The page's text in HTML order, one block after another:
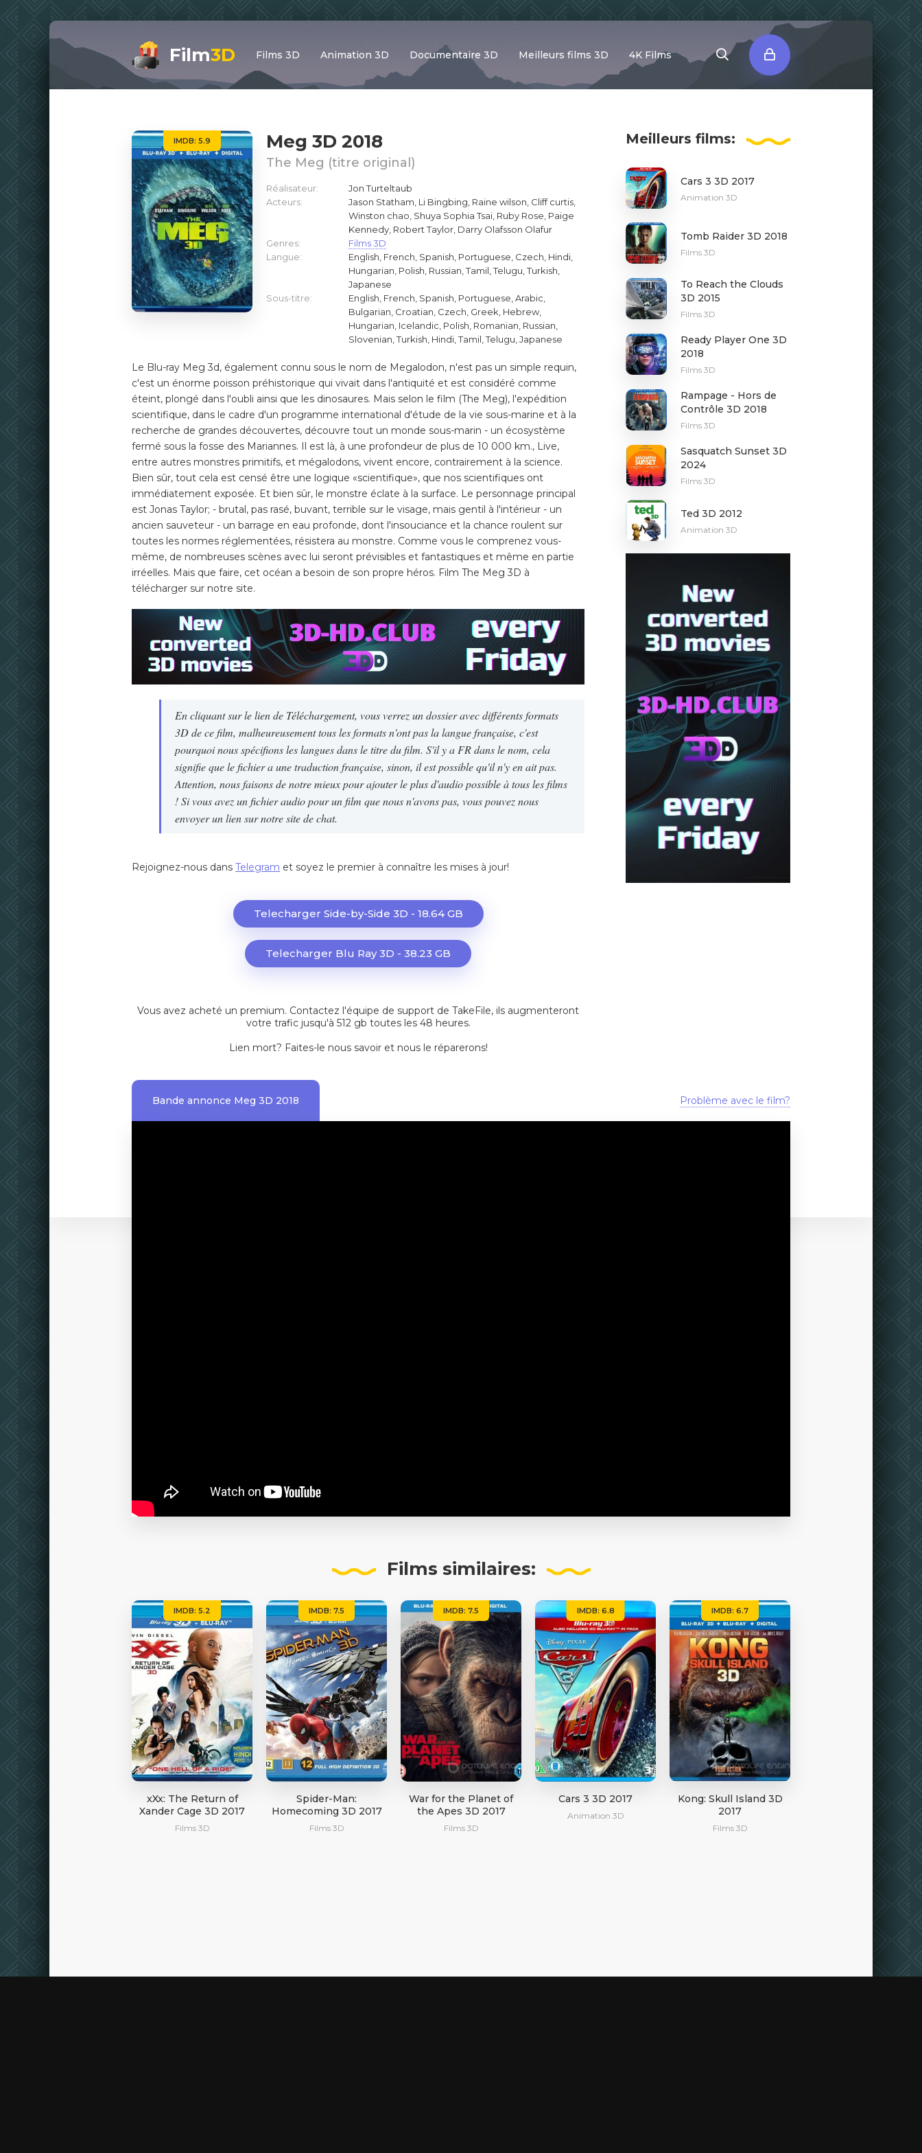
Film3D Films 3D Animation 3D Documentaire 3D Meilleurs films 3D 4K Films
IMDB: 5.9 Meg 3D 2018
The Meg (titre original)
Réalisateur:
Jon Turteltaub
Acteurs:
Jason Statham, Li Bingbing, Raine wilson, Cliff curtis,
Winston chao, Shuya Sophia Tsai, Ruby Rose, Paige
Kennedy, Robert Taylor, Darry Olafsson Olafur
Genres:
Films 3D
Langue:
English, French, Spanish, Portuguese, Czech, Hindi,
Hungarian, Polish, Russian, Tamil, Telugu, Turkish,
Japanese
Sous-titre:
English, French, Spanish, Portuguese, Arabic,
Bulgarian, Croatian, Czech, Greek, Hebrew,
Hungarian, Icelandic, Polish, Romanian, Russian,
Slovenian, Turkish, Hindi, Tamil, Telugu, Japanese
Le Blu-ray Meg 3d, également connu sous le nom de Megalodon, n'est pas un simple requin,
c'est un énorme poisson préhistorique qui vivait dans l'antiquité et est considéré comme
éteint, plongé dans l'oubli ainsi que les dinosaures. Mais selon le film (The Meg), l'expédition
scientifique, dans le cadre d'un programme international d'étude de la vie sous-marine et à la
recherche de grandes découvertes, découvre tout un monde sous-marin - un écosystème
fermé sous la fosse des Mariannes. Il est là, à une profondeur de plus de 10 000 km., Live,
entre autres monstres primitifs, et mégalodons, vivent encore, contrairement à la science.
Bien sûr, tout cela est censé être une logique «scientifique», que nos scientifiques ont
immédiatement exposée. Et bien sûr, le monstre éclate à la surface. Le personnage principal
est Jonas Taylor; - brutal, pas rasé, buvant, terrible sur le visage, mais gentil à l'intérieur - un
ancien sauveteur - un barrage en eau profonde, dont l'insouciance et la chance roulent sur
toutes les normes réglementées, résistera au monstre. Comme vous le comprenez vous-
même, de nombreuses scènes avec lui seront prévisibles et fantastiques et même en partie
irréelles. Mais que faire, cet océan a besoin de son propre héros. Film The Meg 3D à
télécharger sur notre site.
En cliquant sur le lien de Téléchargement, vous verrez un dossier avec différents formats
3D de ce film, malheureusement tous les formats n'ont pas la langue française, c'est
pourquoi nous spécifions les langues dans le titre du film. S'il y a FR dans le nom, cela
signifie que le fichier a une traduction française, sinon, il est possible qu'il n'y en ait pas.
Attention, nous faisons de notre mieux pour ajouter le plus d'audio possible à tous les films
! Si vous avez un fichier audio pour un film que nous n'avons pas, vous pouvez nous
envoyer un lien sur notre site de chat.
Rejoignez-nous dans Telegram et soyez le premier à connaître les mises à jour!
Telecharger Side-by-Side 3D - 18.64 GB
Telecharger Blu Ray 3D - 38.23 GB
Vous avez acheté un premium. Contactez l'équipe de support de TakeFile, ils augmenteront
votre trafic jusqu'à 512 gb toutes les 48 heures.
Lien mort? Faites-le nous savoir et nous le réparerons!
Meilleurs films:
Cars 3 3D 2017
Animation 3D
Tomb Raider 3D 2018
Films 3D
To Reach the Clouds
3D 2015
Films 3D
Ready Player One 3D
2018
Films 3D
Rampage - Hors de
Contrôle 3D 2018
Films 3D
Sasquatch Sunset 3D
2024
Films 3D
Ted 3D 2012
Animation 3D
Bande annonce Meg 3D 2018 Problème avec le film?
Films similaires:
IMDB: 5.2
xXx: The Return of
Xander Cage 3D 2017
Films 3D
IMDB: 7.5
Spider-Man:
Homecoming 3D 2017
Films 3D
IMDB: 7.5
War for the Planet of
the Apes 3D 2017
Films 3D
IMDB: 6.8
Cars 3 3D 2017
Animation 3D
IMDB: 6.7
Kong: Skull Island 3D
2017
Films 3D